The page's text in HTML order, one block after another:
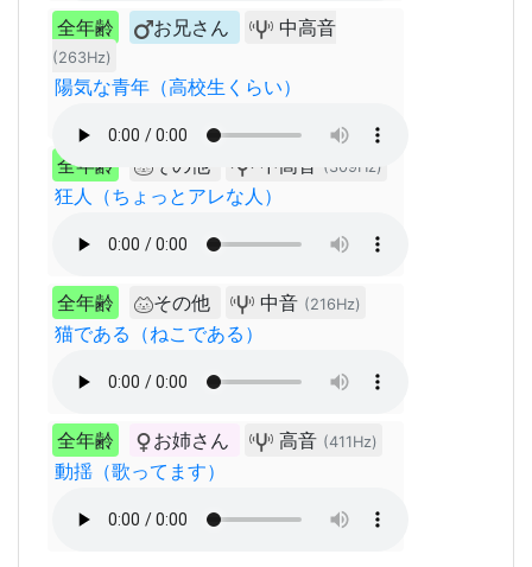
全年齢 お兄さん 中高音
(263Hz)
陽気な青年（高校生くらい）
全年齢 その他 中高音 (309Hz)
狂人（ちょっとアレな人）
全年齢 その他 中音 (216Hz)
猫である（ねこである）
全年齢 お姉さん 高音 (411Hz)
動揺（歌ってます）